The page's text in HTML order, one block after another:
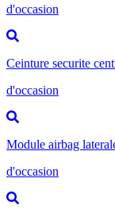
d'occasion
Ceinture securite
d'occasion
Module airbag
d'occasion